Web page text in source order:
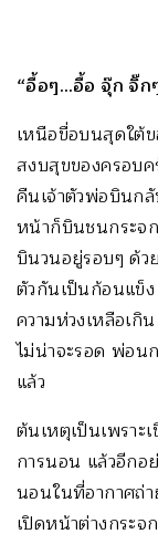
“อื้อๆ…อื้อ จุ๊ก จิ๊ก
เหนือขื่อบนสุดใต้
สงบสุขของครอบ
คืนเจ้าตัวพ่อบินก
หน้าก็บินชนกระจ
บินวนอยู่รอบๆ ด้ว
ตัวกันเป็นก้อนแข็ง
ความห่วงเหลือเกิ
ไม่น่าจะรอด พ่อน
แล้ว
ต้นเหตุเป็นเพราะ
การนอน แล้วอีกอ
นอนในที่อากาศถ่า
เปิดหน้าต่างกระ